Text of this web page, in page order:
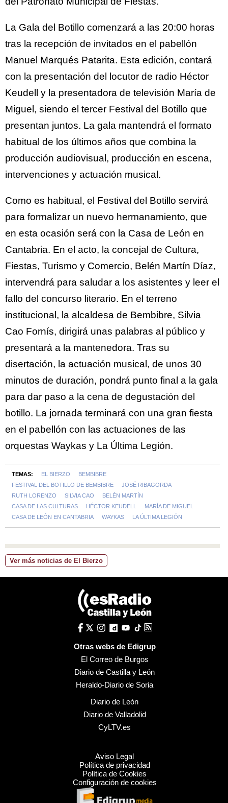
La Gala del Botillo comenzará a las 20:00 horas
tras la recepción de invitados en el pabellón
Manuel Marqués Patarita. Esta edición, contará
con la presentación del locutor de radio Héctor
Keudell y la presentadora de televisión María de
Miguel, siendo el tercer Festival del Botillo que
presentan juntos. La gala mantendrá el formato
habitual de los últimos años que combina la
producción audiovisual, producción en escena,
intervenciones y actuación musical.
Como es habitual, el Festival del Botillo servirá
para formalizar un nuevo hermanamiento, que
en esta ocasión será con la Casa de León en
Cantabria. En el acto, la concejal de Cultura,
Fiestas, Turismo y Comercio, Belén Martín Díaz,
intervendrá para saludar a los asistentes y leer el
fallo del concurso literario. En el terreno
institucional, la alcaldesa de Bembibre, Silvia
Cao Fornís, dirigirá unas palabras al público y
presentará a la mantenedora. Tras su
disertación, la actuación musical, de unos 30
minutos de duración, pondrá punto final a la gala
para dar paso a la cena de degustación del
botillo. La jornada terminará con una gran fiesta
en el pabellón con las actuaciones de las
orquestas Waykas y La Última Legión.
TEMAS: EL BIERZO
BEMBIBRE
FESTIVAL DEL BOTILLO DE BEMBIBRE
JOSÉ RIBAGORDA
RUTH LORENZO
SILVIA CAO
BELÉN MARTÍN
CASA DE LAS CULTURAS
HÉCTOR KEUDELL
MARÍA DE MIGUEL
CASA DE LEÓN EN CANTABRIA
WAYKAS LA ÚLTIMA LEGIÓN
Ver más noticias de El Bierzo
Otras webs de Edigrup
El Correo de Burgos
Diario de Castilla y León
Heraldo-Diario de Soria
Diario de León
Diario de Valladolid
CyLTV.es
Aviso Legal
Política de privacidad
Política de Cookies
Configuración de cookies